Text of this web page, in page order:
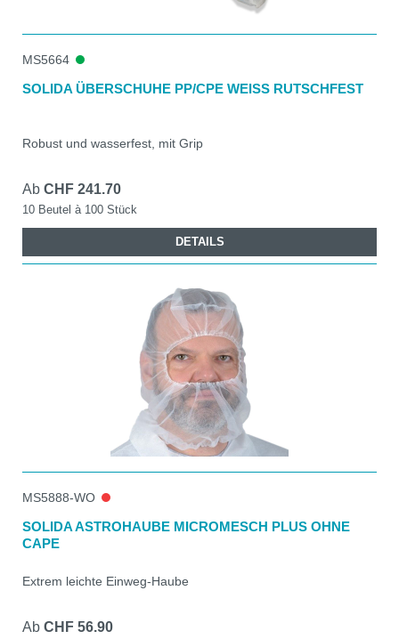
MS5664
SOLIDA ÜBERSCHUHE PP/CPE WEISS RUTSCHFEST
Robust und wasserfest, mit Grip
Ab CHF 241.70
10 Beutel à 100 Stück
DETAILS
MS5888-WO
SOLIDA ASTROHAUBE MICROMESCH PLUS OHNE
CAPE
Extrem leichte Einweg-Haube
Ab CHF 56.90